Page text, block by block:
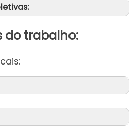
do trabalho: